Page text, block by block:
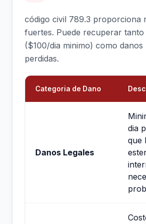
código civil 789.3 proporciona
fuertes. Puede recuperar tanto
($100/dia minimo) como
perdidas.
Categoria de Dano
Danos Legales
dia
que